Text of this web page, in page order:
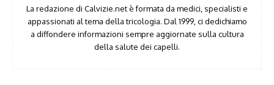
La redazione di Calvizie.net è formata da medici, specialisti e
appassionati al tema della tricologia. Dal 1999, ci dedichiamo
a diffondere informazioni sempre aggiornate sulla cultura
della salute dei capelli.